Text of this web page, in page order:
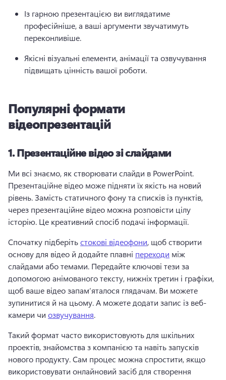
Із гарною презентацією ви виглядатиме
професійніше, а ваші аргументи звучатимуть
переконливіше.
Якісні візуальні елементи, анімації та озвучування
підвищать цінність вашої роботи.
Популярні формати
відеопрезентацій
1.Презентаційне відео зі слайдами
Презентаційне відео може підняти їх якість на новий
рівень. Замість статичного фону та списків із пунктів,
через презентаційне відео можна розповісти цілу
історію. Це креативний спосіб подачі інформації.
Спочатку підберіть стокові відеофони, щоб створити
основу для відео й додайте плавні переходи між
слайдами або темами. Передайте ключові тези за
допомогою анімованого тексту, нижніх третин і графіки,
щоб ваше відео запам’яталося глядачам. Ви можете
зупинитися й на цьому. А можете додати запис із веб-
камери чи озвучування.
Такий формат часто використовують для шкільних
проектів, знайомства з компанією та навіть запусків
нового продукту. Сам процес можна спростити, якщо
використовувати онлайновий засіб для створення